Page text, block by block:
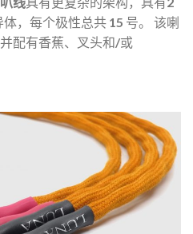
，每个极性总共 15 号。
该喇
配有香蕉、叉头和/或